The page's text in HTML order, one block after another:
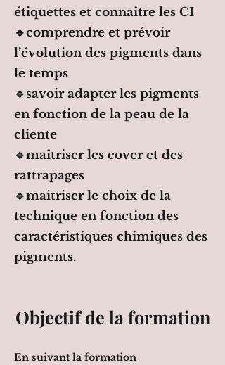
étiquettes et connaître les CI
🔹comprendre et prévoir
l’évolution des pigments dans
le temps
🔹savoir adapter les pigments
en fonction de la peau de la
cliente
🔹maîtriser les cover et des
rattrapages
🔹maitriser le choix de la
technique en fonction des
caractéristiques chimiques des
pigments.
Objectif de la formation
En suivant la formation